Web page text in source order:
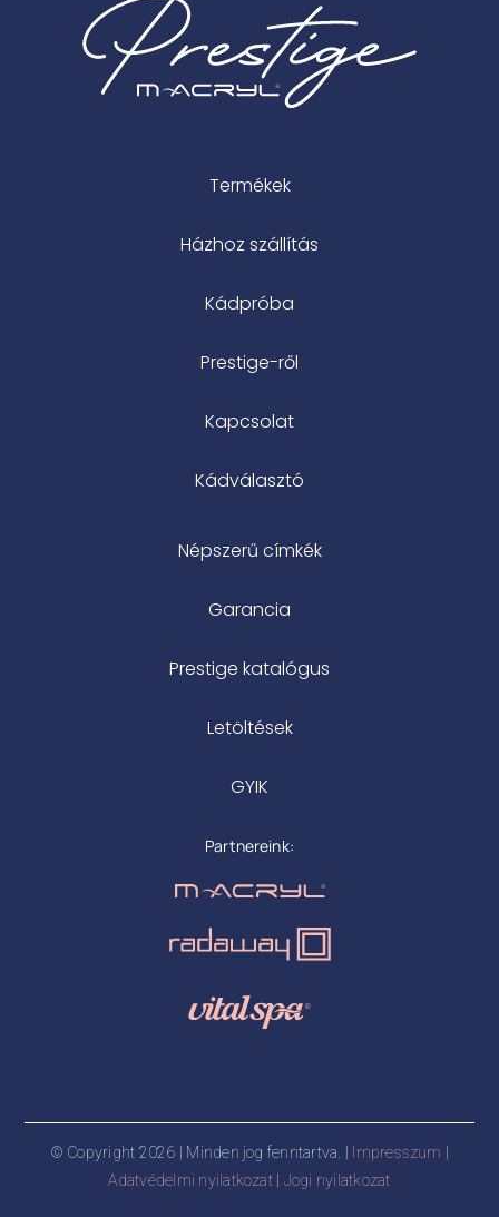
Termékek
Házhoz szállítás
Kádpróba
Prestige-ről
Kapcsolat
Kádválasztó
Népszerű címkék
Garancia
Prestige katalógus
Letöltések
GYIK
Partnereink:
© Copyright 2026 | Minden jog fenntartva. | Impresszum
Adatvédelmi nyilatkozat| Jogi nyilatkozat